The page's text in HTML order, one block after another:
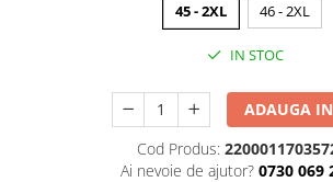
45 - 2XL 46 - 2XL
IN STOC
ADAUGA
Cod Produs:
Ai nevoie de ajutor? 0730 069